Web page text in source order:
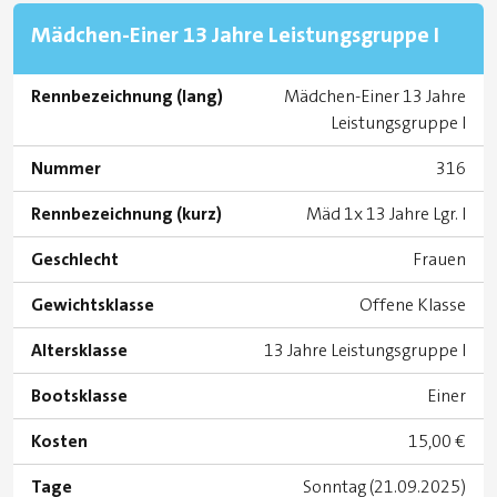
Mädchen-Einer 13 Jahre Leistungsgruppe I
Rennbezeichnung (lang)
Mädchen-Einer 13 Jahre
Leistungsgruppe I
Nummer
316
Rennbezeichnung (kurz)
Mäd 1x 13 Jahre Lgr. I
Geschlecht
Frauen
Gewichtsklasse
Offene Klasse
Altersklasse
13 Jahre Leistungsgruppe I
Bootsklasse
Einer
Kosten
15,00 €
Tage
Sonntag (21.09.2025)